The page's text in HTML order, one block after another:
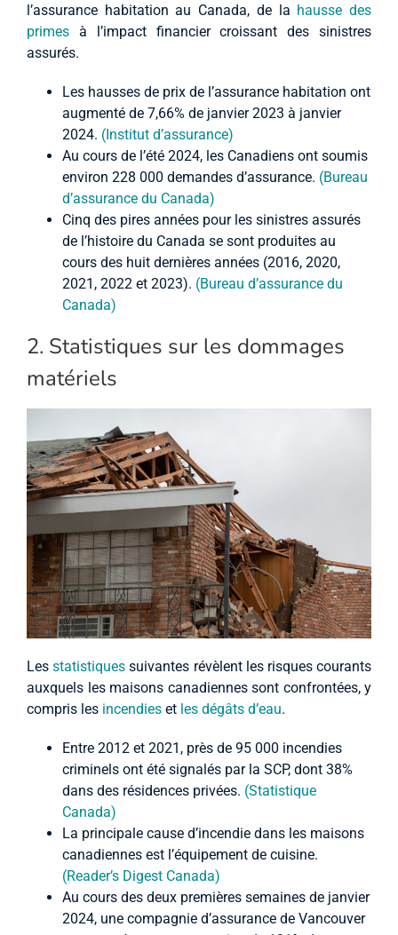
l’assurance habitation au Canada, de la hausse des
primes à l’impact financier croissant des sinistres
assurés.
Les hausses de prix de l’assurance habitation ont
augmenté de 7,66% de janvier 2023 à janvier
2024. (Institut d’assurance)
Au cours de l’été 2024, les Canadiens ont soumis
environ 228 000 demandes d’assurance. (Bureau
d’assurance du Canada)
Cinq des pires années pour les sinistres assurés
de l’histoire du Canada se sont produites au
cours des huit dernières années (2016, 2020,
2021, 2022 et 2023). (Bureau d’assurance du
Canada)
2. Statistiques sur les dommages
matériels
Lesstatistiques suivantes révèlent les risques courants
auxquels les maisons canadiennes sont confrontées, y
compris les incendies et les dégâts d’eau.
Entre 2012 et 2021, près de 95 000 incendies
criminels ont été signalés par la SCP, dont 38%
dans des résidences privées. (Statistique
Canada)
La principale cause d’incendie dans les maisons
canadiennes est l’équipement de cuisine.
(Reader’s Digest Canada)
Au cours des deux premières semaines de janvier
2024, une compagnie d’assurance de Vancouver